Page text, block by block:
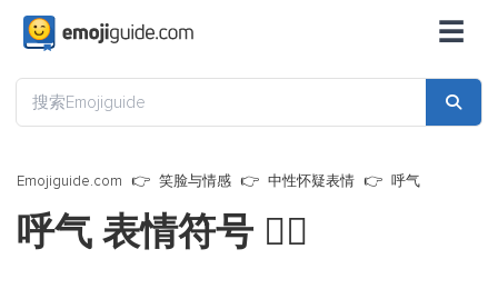
☰
Emojiguide.com 笑脸与情感 中性怀疑表情 呼气
呼气 表情符号 😮‍💨